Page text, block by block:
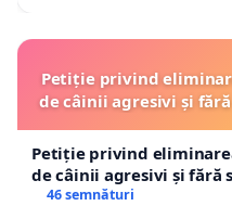
Petiție privind
de câinii agresivi și
Petiție privind
de câinii agresivi și fără
46 semnături